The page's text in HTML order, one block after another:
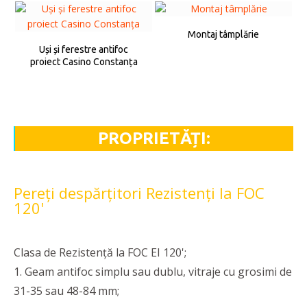
Uși și ferestre antifoc
proiect Casino Constanța
Montaj tâmplărie
PROPRIETĂȚI:
Pereți despărțitori Rezistenți la FOC
120'
Clasa de Rezistență la FOC EI 120';
1. Geam antifoc simplu sau dublu, vitraje cu grosimi de
31-35 sau 48-84 mm;